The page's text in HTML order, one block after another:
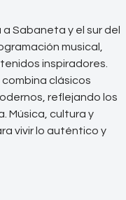
a Sabaneta y el sur del
musical,
inspiradores.
combina clásicos
reflejando los
Música, cultura y
vivir lo auténtico y